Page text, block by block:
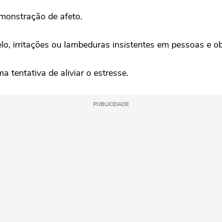
de afeto.
irritações ou lambeduras insistentes em pessoas e
tentativa de aliviar o estresse.
PUBLICIDADE